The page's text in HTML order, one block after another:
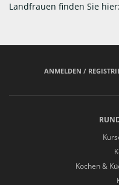
Landfrauen finden Sie hier:
ANMELDEN /
Kochen &